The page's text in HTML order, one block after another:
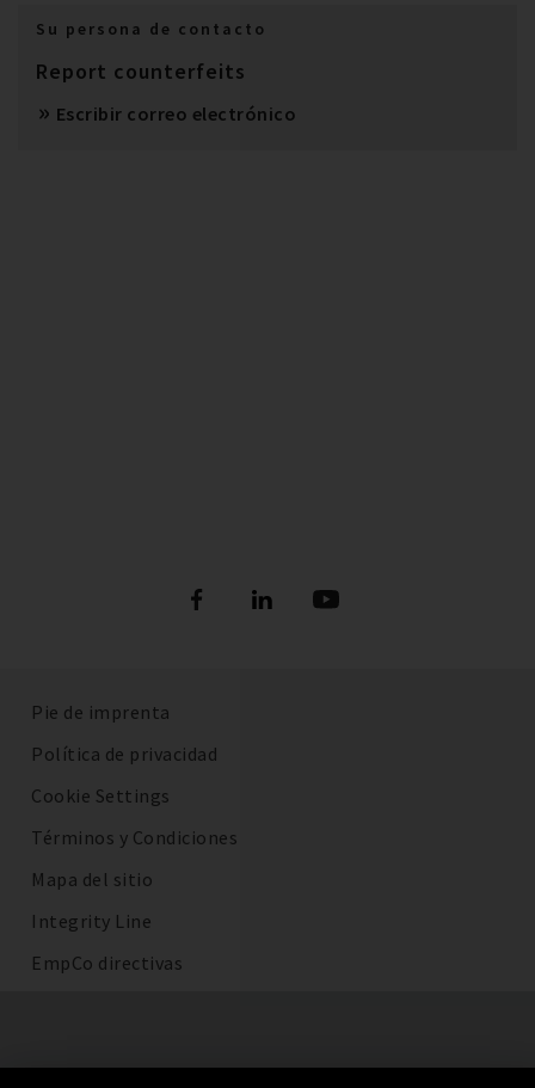
Su persona de contacto
Report counterfeits
Escribir correo electrónico
Pie de imprenta
Política de privacidad
Cookie Settings
Términos y Condiciones
Mapa del sitio
Integrity Line
EmpCo directivas